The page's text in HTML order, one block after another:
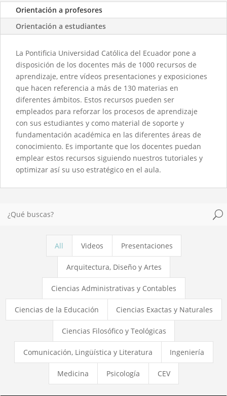
Orientación a profesores
Orientación a estudiantes
La Pontificia Universidad Católica del Ecuador pone a
disposición de los docentes más de 1000 recursos de
aprendizaje, entre vídeos presentaciones y exposiciones
que hacen referencia a más de 130 materias en
diferentes ámbitos. Estos recursos pueden ser
empleados para reforzar los procesos de aprendizaje
con sus estudiantes y como material de soporte y
fundamentación académica en las diferentes áreas de
conocimiento. Es importante que los docentes puedan
emplear estos recursos siguiendo nuestros tutoriales y
optimizar así su uso estratégico en el aula.
U
All Videos Presentaciones
Arquitectura, Diseño y Artes
Ciencias Administrativas y Contables
Ciencias de la Educación Ciencias Exactas y Naturales
Ciencias Filosófico y Teológicas
Comunicación, Lingüística y Literatura Ingeniería
Medicina Psicología CEV